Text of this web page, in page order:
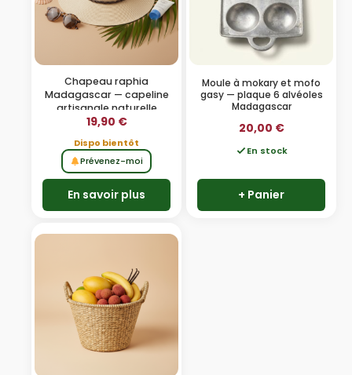
Chapeau raphia
Madagascar — capeline
artisanale naturelle
19,90 €
Dispo bientôt
Prévenez-moi
En savoir plus
Moule à mokary et mofo
gasy — plaque 6 alvéoles
Madagascar
20,00 €
En stock
+ Panier